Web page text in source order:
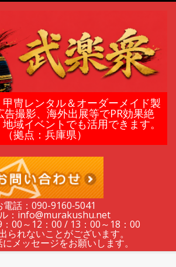
冑レンタル＆オーダーメイド製
撮影、海外出展等でPR効果絶
域イベントでも活用できます。
（拠点：兵庫県）
電話：090-9160‐5041
：info@murakushu.net
00～12：00 / 13：00～18：00
られないことがございます。
メッセージをお願いします。